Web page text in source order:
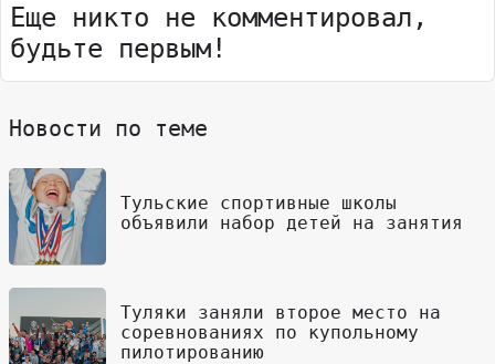
Еще никто не комментировал,
будьте первым!
Новости по теме
Тульские спортивные школы
объявили набор детей на занятия
Туляки заняли второе место на
соревнованиях по купольному
пилотированию